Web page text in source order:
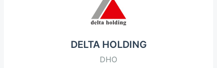
DELTA HOLDING
DHO